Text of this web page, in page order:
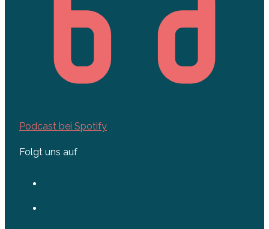
Podcast bei Spotify
Folgt uns auf